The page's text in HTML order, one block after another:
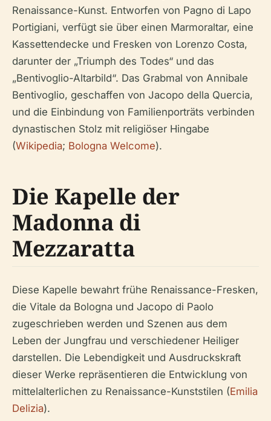
Renaissance-Kunst. Entworfen von Pagno di Lapo
Portigiani, verfügt sie über einen Marmoraltar, eine
Kassettendecke und Fresken von Lorenzo Costa,
darunter der „Triumph des Todes“ und das
„Bentivoglio-Altarbild“. Das Grabmal von Annibale
Bentivoglio, geschaffen von Jacopo della Quercia,
und die Einbindung von Familienporträts verbinden
dynastischen Stolz mit religiöser Hingabe
(Wikipedia; Bologna Welcome).
Die Kapelle der
Madonna di
Mezzaratta
Diese Kapelle bewahrt frühe Renaissance-Fresken,
die Vitale da Bologna und Jacopo di Paolo
zugeschrieben werden und Szenen aus dem
Leben der Jungfrau und verschiedener Heiliger
darstellen. Die Lebendigkeit und Ausdruckskraft
dieser Werke repräsentieren die Entwicklung von
mittelalterlichen zu Renaissance-Kunststilen (Emilia
Delizia).